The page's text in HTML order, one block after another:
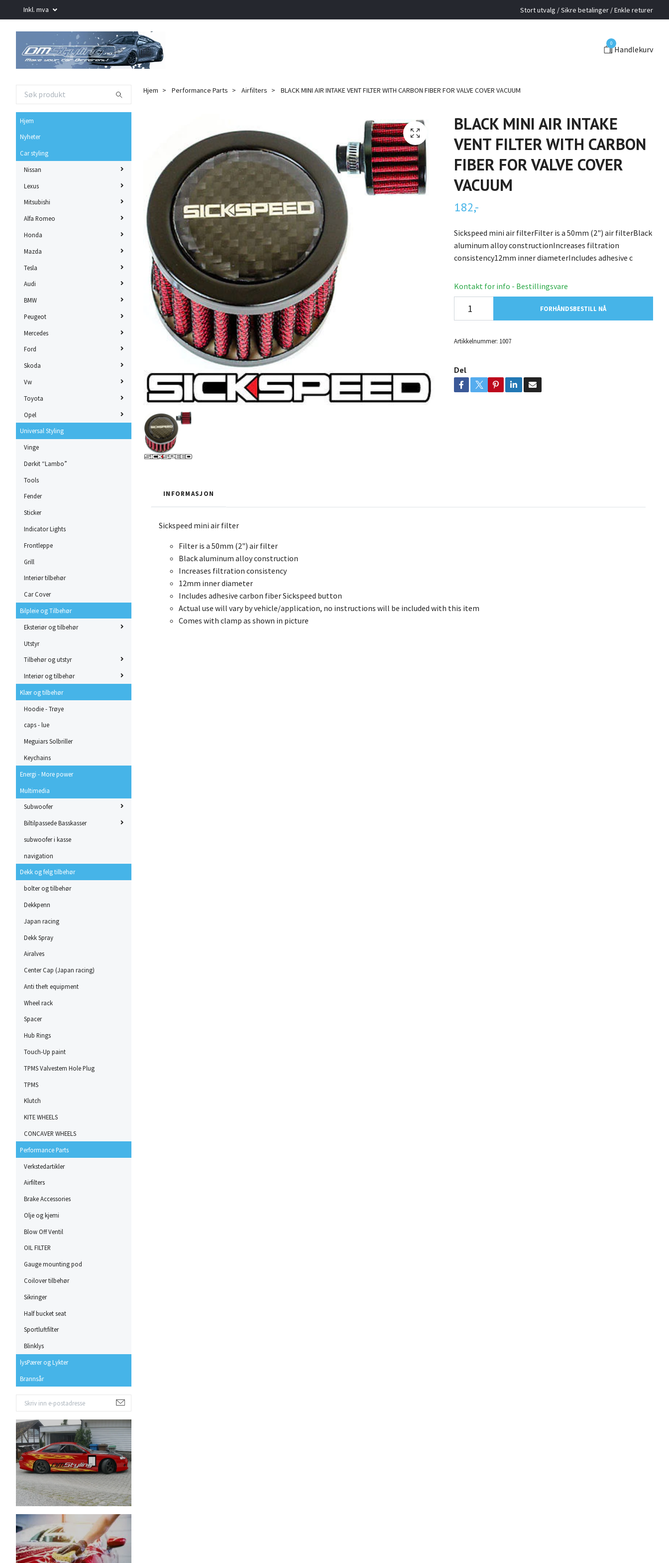
Inkl. mva Stort utvalg / Sikre betalinger / Enkle returer
0
Handlekurv
Hjem
Nyheter
Car styling
Nissan
Lexus
Mitsubishi
Alfa Romeo
Honda
Mazda
Tesla
Audi
BMW
Peugeot
Mercedes
Ford
Skoda
Vw
Toyota
Opel
Universal Styling
Vinge
Dørkit “Lambo”
Tools
Fender
Sticker
Indicator Lights
Frontleppe
Grill
Interiør tilbehør
Car Cover
Bilpleie og Tilbehør
Eksteriør og tilbehør
Utstyr
Tilbehør og utstyr
Interiør og tilbehør
Klær og tilbehør
Hoodie - Trøye
caps - lue
Meguiars Solbriller
Keychains
Energi - More power
Multimedia
Subwoofer
Biltilpassede Basskasser
subwoofer i kasse
navigation
Dekk og felg tilbehør
bolter og tilbehør
Dekkpenn
Japan racing
Dekk Spray
Airalves
Center Cap (Japan racing)
Anti theft equipment
Wheel rack
Spacer
Hub Rings
Touch-Up paint
TPMS Valvestem Hole Plug
TPMS
Klutch
KITE WHEELS
CONCAVER WHEELS
Performance Parts
Verkstedartikler
Airfilters
Brake Accessories
Olje og kjemi
Blow Off Ventil
OIL FILTER
Gauge mounting pod
Coilover tilbehør
Sikringer
Half bucket seat
Sportluftfilter
Blinklys
lysPærer og Lykter
Brannsår
Hjem Performance Parts Airfilters BLACK MINI AIR INTAKE VENT FILTER WITH CARBON FIBER FOR VALVE COVER VACUUM
BLACK MINI AIR INTAKE
VENT FILTER WITH CARBON
FIBER FOR VALVE COVER
VACUUM
182,-
Sickspeed mini air filterFilter is a 50mm (2") air filterBlack
aluminum alloy constructionIncreases filtration
consistency12mm inner diameterIncludes adhesive c
Kontakt for info - Bestillingsvare
FORHÅNDSBESTILL NÅ
Artikkelnummer: 1007
Del
INFORMASJON
Sickspeed mini air filter
Filter is a 50mm (2") air filter
Black aluminum alloy construction
Increases filtration consistency
12mm inner diameter
Includes adhesive carbon fiber Sickspeed button
Actual use will vary by vehicle/application, no instructions will be included with this item
Comes with clamp as shown in picture